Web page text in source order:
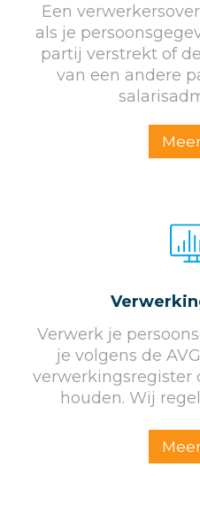
Een
als je
partij verstrekt of
van een andere
Verwerk je
je volgens de
verwerkingsregister
houden. Wij